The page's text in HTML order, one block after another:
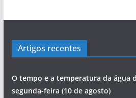
Artigos recentes
O tempo e a temperatura da água
segunda-feira (10 de agosto)